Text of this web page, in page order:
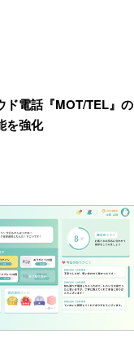
ド電話『MOT/TEL』の
を強化